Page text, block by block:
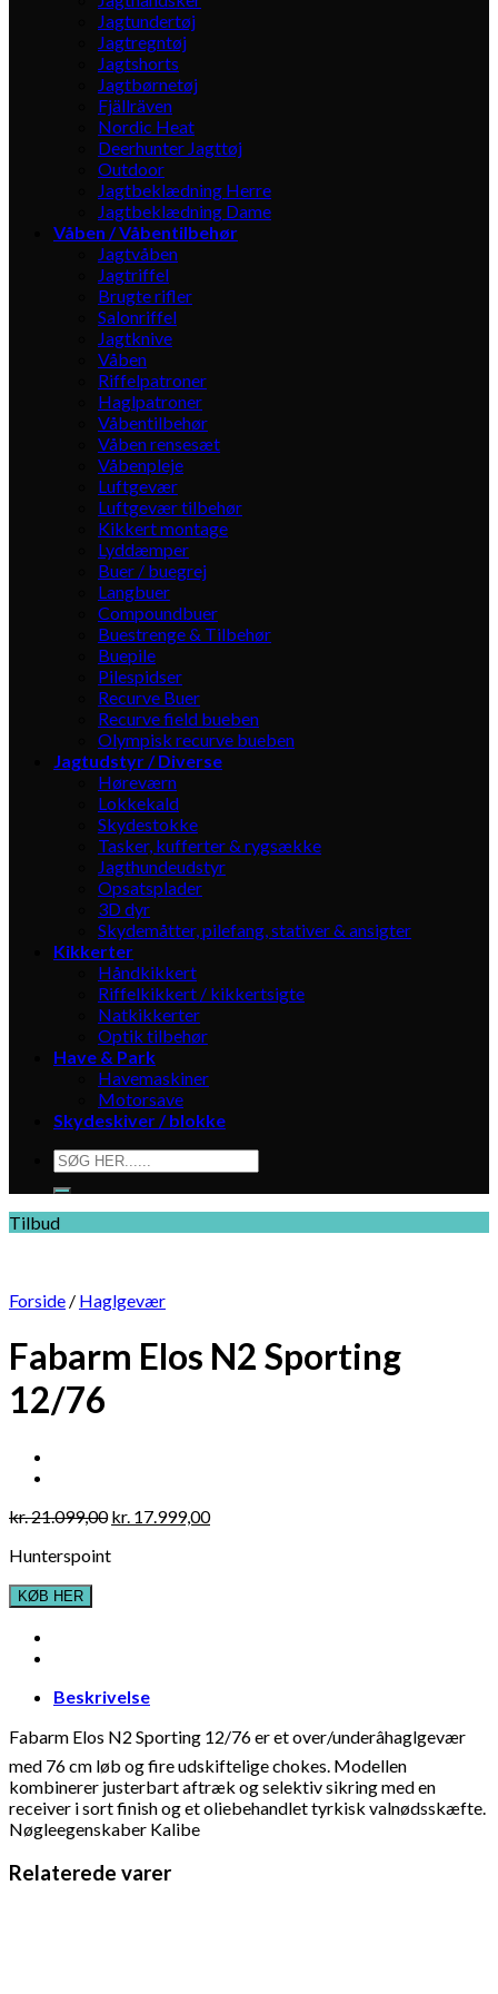
Jagtundertøj
Jagtregntøj
Jagtshorts
Jagtbørnetøj
Fjällräven
Nordic Heat
Deerhunter Jagttøj
Outdoor
Jagtbeklædning Herre
Jagtbeklædning Dame
Våben / Våbentilbehør
Jagtvåben
Jagtriffel
Brugte rifler
Salonriffel
Jagtknive
Våben
Riffelpatroner
Haglpatroner
Våbentilbehør
Våben rensesæt
Våbenpleje
Luftgevær
Luftgevær tilbehør
Kikkert montage
Lyddæmper
Buer / buegrej
Langbuer
Compoundbuer
Buestrenge & Tilbehør
Buepile
Pilespidser
Recurve Buer
Recurve field bueben
Olympisk recurve bueben
Jagtudstyr / Diverse
Høreværn
Lokkekald
Skydestokke
Tasker, kufferter & rygsække
Jagthundeudstyr
Opsatsplader
3D dyr
Skydemåtter, pilefang, stativer & ansigter
Kikkerter
Håndkikkert
Riffelkikkert / kikkertsigte
Natkikkerter
Optik tilbehør
Have & Park
Havemaskiner
Motorsave
Skydeskiver / blokke
Søg
efter:
Tilbud
Forside / Haglgevær
Fabarm Elos N2 Sporting
12/76
kr.21.099,00 Original
was:
kr. 17.999,00Current
Hunterspoint
KØB HER
Beskrivelse
Fabarm Elos N2 Sporting 12/76 er et over/underâhaglgevær
med 76 cm løb og fire udskiftelige chokes. Modellen
kombinerer justerbart aftræk og selektiv sikring med en
receiver i sort finish og et oliebehandlet tyrkisk valnødsskæfte.
Nøgleegenskaber Kalibe
Relaterede varer